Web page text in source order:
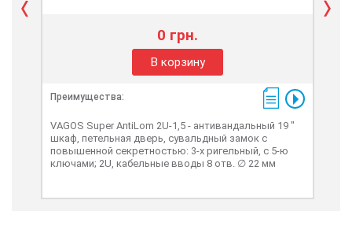
0 грн.
В корзину
Преимущества:
VAGOS Super AntiLom 2U-1,5 - антивандальный 19 "
шкаф, петельная дверь, сувальдный замок с
повышенной секретностью: 3-х ригельный, с 5-ю
ключами; 2U, кабельные вводы 8 отв. ∅ 22 мм